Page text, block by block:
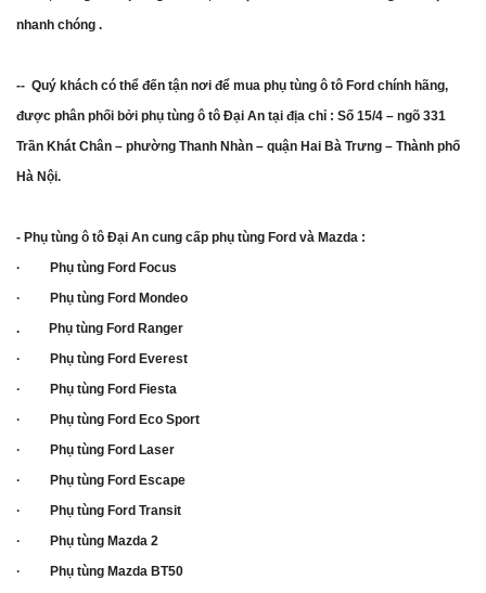
nhanh chóng .
-- Quý khách có thể đến tận nơi để mua phụ tùng ô tô Ford chính hãng,
được phân phối bởi phụ tùng ô tô Đại An tại địa chỉ : Số 15/4 – ngõ 331
Trần Khát Chân – phường Thanh Nhàn – quận Hai Bà Trưng – Thành phố
Hà Nội.
- Phụ tùng ô tô Đại An cung cấp phụ tùng Ford và Mazda :
· Phụ tùng Ford Focus
· Phụ tùng Ford Mondeo
. Phụ tùng Ford Ranger
· Phụ tùng Ford Everest
· Phụ tùng Ford Fiesta
· Phụ tùng Ford Eco Sport
· Phụ tùng Ford Laser
· Phụ tùng Ford Escape
· Phụ tùng Ford Transit
· Phụ tùng Mazda 2
· Phụ tùng Mazda BT50